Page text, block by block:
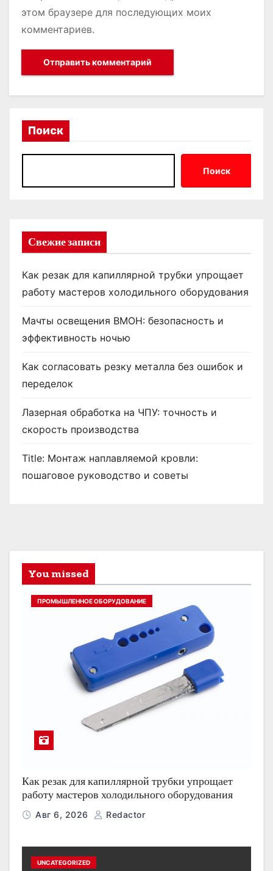
этом браузере для последующих моих
комментариев.
Поиск
Поиск
Свежие записи
Как резак для капиллярной трубки упрощает
работу мастеров холодильного оборудования
Мачты освещения ВМОН: безопасность и
эффективность ночью
Как согласовать резку металла без ошибок и
переделок
Лазерная обработка на ЧПУ: точность и
скорость производства
Title: Монтаж наплавляемой кровли:
пошаговое руководство и советы
You missed
ПРОМЫШЛЕННОЕ ОБОРУДОВАНИЕ
Как резак для капиллярной трубки упрощает
работу мастеров холодильного оборудования
Авг 6, 2026 Redactor
UNCATEGORIZED